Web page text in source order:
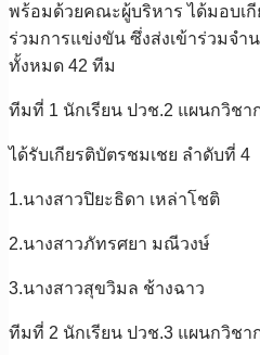
พร้อมด้วยคณะผู้บริหาร ได้มอบเกี
ร่วมการแข่งขัน ซึ่งส่งเข้าร่วมจำ
ทั้งหมด 42 ทีม
ทีมที่ 1 นักเรียน ปวช.2 แผนกวิช
ได้รับเกียรติบัตรชมเชย ลำดับที่ 4
1.นางสาวปิยะธิดา เหล่าโชติ
2.นางสาวภัทรศยา มณีวงษ์
3.นางสาวสุขวิมล ช้างฉาว
ทีมที่ 2 นักเรียน ปวช.3 แผนกวิช